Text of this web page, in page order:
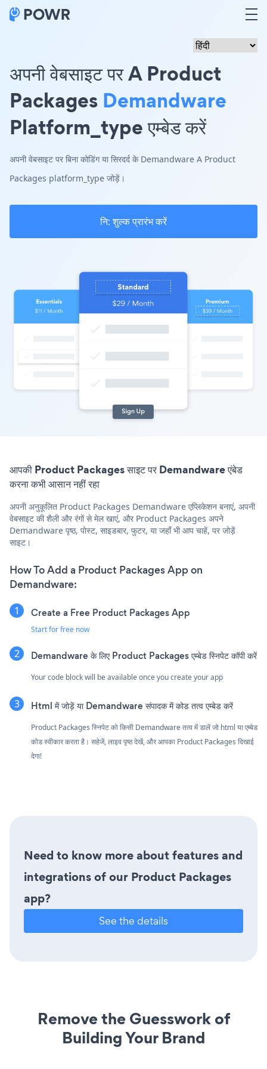
अपनी वेबसाइट पर A Product
Packages Demandware
Platform_type एम्बेड करें
अपनी वेबसाइट पर बिना कोडिंग या सिरदर्द के Demandware A Product
Packages platform_type जोड़ें।
नि: शुल्क प्रारंभ करें
आपकी Product Packages साइट पर Demandware एंबेड
करना कभी आसान नहीं रहा
अपनी अनुकूलित Product Packages Demandware एप्लिकेशन बनाएं, अपनी
वेबसाइट की शैली और रंगों से मेल खाएं, और Product Packages अपने
Demandware पृष्ठ, पोस्ट, साइडबार, फुटर, या जहाँ भी आप चाहें, पर जोड़ें
साइट।
How To Add a Product Packages App on
Demandware:
Create a Free Product Packages App
Start for free now
Demandware के लिए Product Packages एम्बेड स्निपेट कॉपी करें
Your code block will be available once you create your app
Html में जोड़ें या Demandware संपादक में कोड तत्व एम्बेड करें
Product Packages स्निपेट को किसी Demandware तत्व में डालें जो html या एम्बेड
कोड स्वीकार करता है। सहेजें, लाइव पृष्ठ देखें, और आपका Product Packages दिखाई
देगा!
Need to know more about features and
integrations of our Product Packages
app?
See the details
Remove the Guesswork of
Building Your Brand